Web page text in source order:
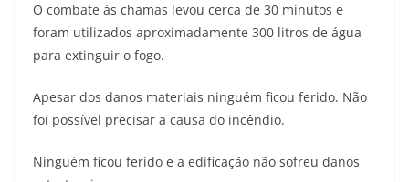
O combate às chamas levou cerca de 30 minutos e
foram utilizados aproximadamente 300 litros de água
para extinguir o fogo.
Apesar dos danos materiais ninguém ficou ferido. Não
foi possível precisar a causa do incêndio.
Ninguém ficou ferido e a edificação não sofreu danos